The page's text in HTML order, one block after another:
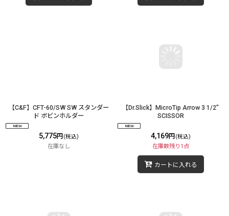
【C&F】CFT-60/SW SW スタンダー
ド ボビンホルダー
5,775円 (税込)
在庫なし
【Dr.Slick】MicroTip Arrow 3 1/2"
SCISSOR
4,169円 (税込)
在庫数残り1点
カートに入れる